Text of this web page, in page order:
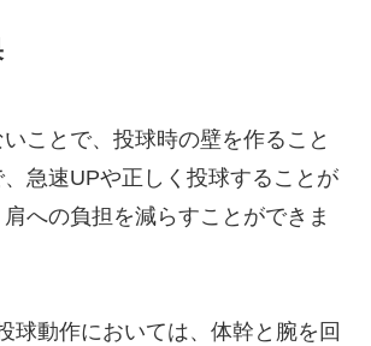
ことで、投球時の壁を作ること
急速UPや正しく投球することが
への負担を減らすことができま
球動作においては、体幹と腕を回